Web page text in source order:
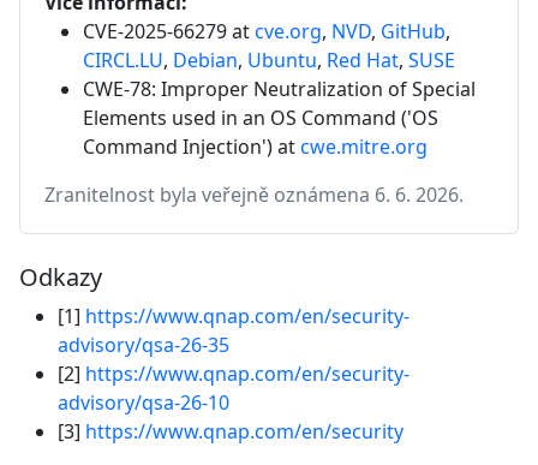
CVE-2025-66279 atcve.org, NVD, GitHub,
CIRCL.LU, Debian, Ubuntu, Red Hat, SUSE
CWE-78: Improper Neutralization of Special
Elements used in an OS Command ('OS
Command Injection')atcwe.mitre.org
Zranitelnost byla veřejně oznámena 6. 6. 2026.
Odkazy
[1] https://www.qnap.com/en/security-
advisory/qsa-26-35
[2] https://www.qnap.com/en/security-
advisory/qsa-26-10
[3] https://www.qnap.com/en/security